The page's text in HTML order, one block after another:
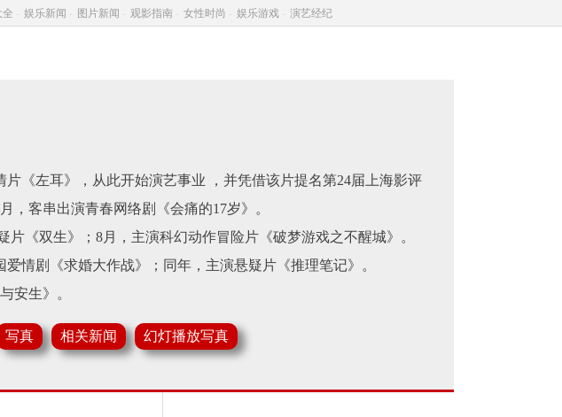
全 娱乐新闻 图片新闻 观影指南 女性时尚 娱乐游戏 演艺经纪
《左耳》，从此开始演艺事业 ，并凭借该片提名第24届上海影评
，客串出演青春网络剧《会痛的17岁》。
《双生》；8月，主演科幻动作冒险片《破梦游戏之不醒城》。
情剧《求婚大作战》；同年，主演悬疑片《推理笔记》。
安生》。
写真 相关新闻 幻灯播放写真